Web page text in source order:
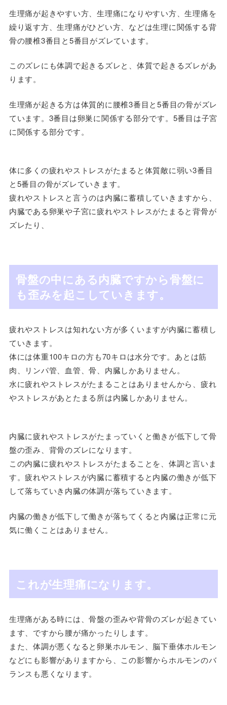
生理痛が起きやすい方、生理痛になりやすい方、生理痛を
繰り返す方、生理痛がひどい方、などは生理に関係する背
骨の腰椎3番目と5番目がズレています。
このズレにも体調で起きるズレと、体質で起きるズレがあ
ります。
生理痛が起きる方は体質的に腰椎3番目と5番目の骨がズレ
ています。3番目は卵巣に関係する部分です。5番目は子宮
に関係する部分です。
体に多くの疲れやストレスがたまると体質敵に弱い3番目
と5番目の骨がズレていきます。
疲れやストレスと言うのは内臓に蓄積していきますから、
内臓である卵巣や子宮に疲れやストレスがたまると背骨が
ズレたり、
骨盤の中にある内臓ですから骨盤に
も歪みを起こしていきます。
疲れやストレスは知れない方が多くいますが内臓に蓄積し
ていきます。
体には体重100キロの方も70キロは水分です。あとは筋
肉、リンパ管、血管、骨、内臓しかありません。
水に疲れやストレスがたまることはありませんから、疲れ
やストレスがあとたまる所は内臓しかありません。
内臓に疲れやストレスがたまっていくと働きが低下して骨
盤の歪み、背骨のズレになります。
この内臓に疲れやストレスがたまることを、体調と言いま
す。疲れやストレスが内臓に蓄積すると内臓の働きが低下
して落ちていき内臓の体調が落ちていきます。
内臓の働きが低下して働きが落ちてくると内臓は正常に元
気に働くことはありません。
これが生理痛になります。
生理痛がある時には、骨盤の歪みや背骨のズレが起きてい
ます、ですから腰が痛かったりします。
また、体調が悪くなると卵巣ホルモン、脳下垂体ホルモン
などにも影響がありますから、この影響からホルモンのバ
ランスも悪くなります。